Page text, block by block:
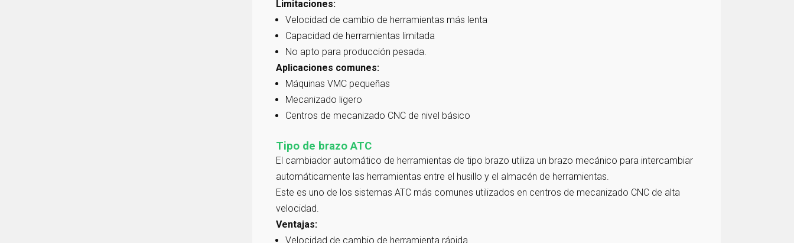
Limitaciones:
Velocidad de cambio de herramientas más lenta
Capacidad de herramientas limitada
No apto para producción pesada.
Aplicaciones comunes:
Máquinas VMC pequeñas
Mecanizado ligero
Centros de mecanizado CNC de nivel básico
Tipo de brazo ATC
El cambiador automático de herramientas de tipo brazo utiliza un brazo mecánico para intercambiar
automáticamente las herramientas entre el husillo y el almacén de herramientas.
Este es uno de los sistemas ATC más comunes utilizados en centros de mecanizado CNC de alta
velocidad.
Ventajas:
Velocidad de cambio de herramienta rápida